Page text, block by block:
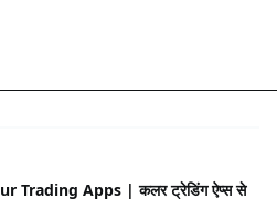
Trading Apps | कलर ट्रेडिंग ऐप्स से